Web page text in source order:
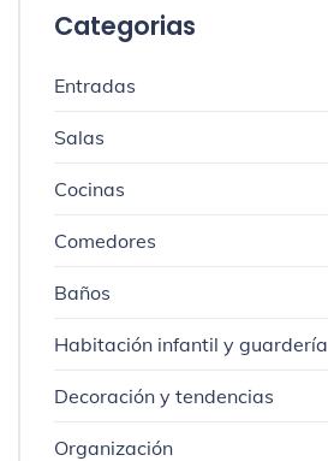
Categorias
Entradas
Salas
Cocinas
Comedores
Baños
Habitación infantil y guardería
Decoración y tendencias
Organización